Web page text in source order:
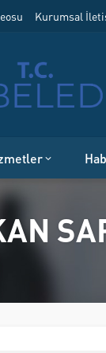
Kurumsal